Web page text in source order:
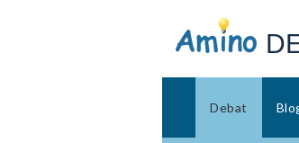
Debat